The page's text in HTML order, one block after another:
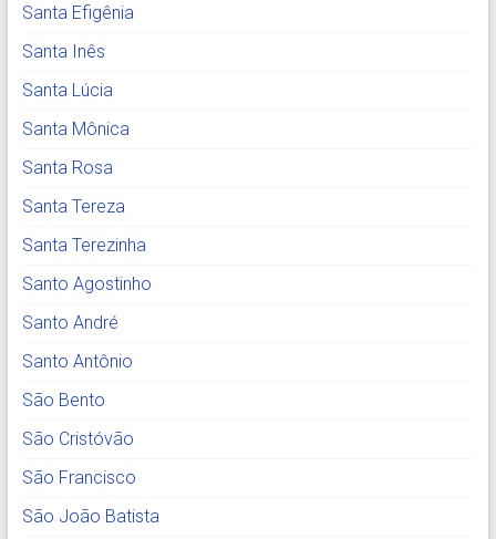
Santa Efigênia
Santa Inês
Santa Lúcia
Santa Mônica
Santa Rosa
Santa Tereza
Santa Terezinha
Santo Agostinho
Santo André
Santo Antônio
São Bento
São Cristóvão
São Francisco
São João Batista